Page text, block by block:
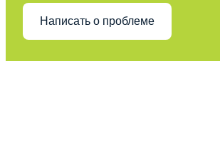
Написать о проблеме